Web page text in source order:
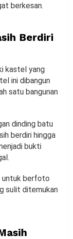
berkesan.
Berdiri
kastel yang
ini dibangun
satu bangunan
dinding batu
berdiri hingga
bukti
untuk berfoto
sulit ditemukan